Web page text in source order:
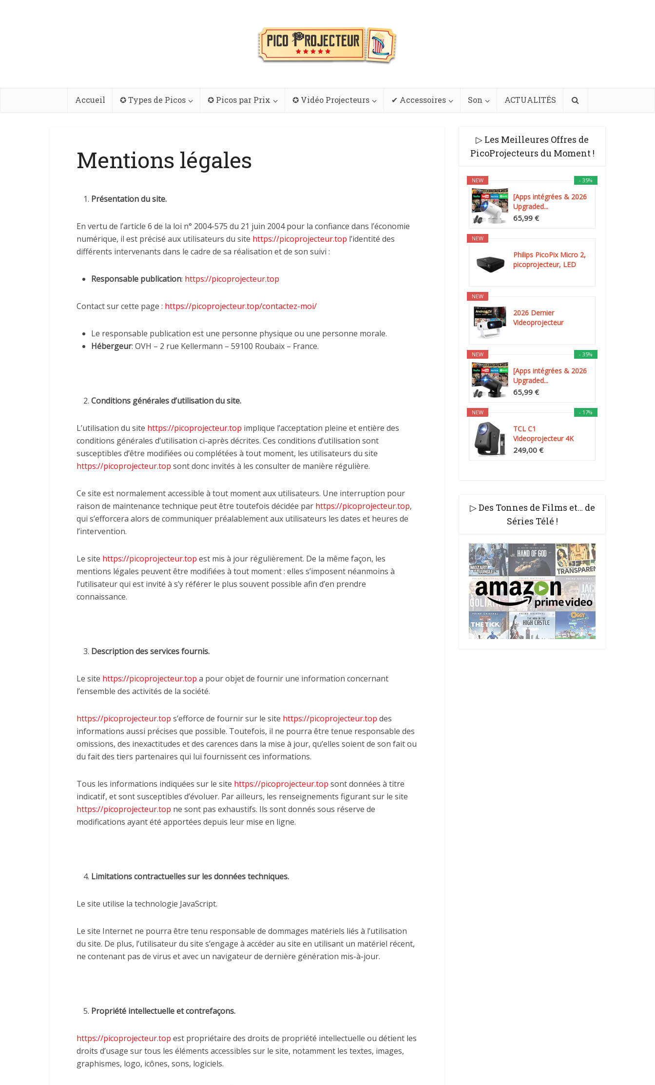
Accueil ✪ Types de Picos ✪ Picos par Prix ✪ Vidéo Projecteurs ✔ Accessoires Son ACTUALITÉS
Mentions légales
Présentation du site.
En vertu de l’article 6 de la loi n° 2004-575 du 21 juin 2004 pour la confiance dans l’économie
numérique, il est précisé aux utilisateurs du site https://picoprojecteur.top l’identité des
différents intervenants dans le cadre de sa réalisation et de son suivi :
Responsable publication: https://picoprojecteur.top
Contact sur cette page : https://picoprojecteur.top/contactez-moi/
Le responsable publication est une personne physique ou une personne morale.
Hébergeur: OVH – 2 rue Kellermann – 59100 Roubaix – France.
Conditions générales d’utilisation du site.
L’utilisation du site https://picoprojecteur.top implique l’acceptation pleine et entière des
conditions générales d’utilisation ci-après décrites. Ces conditions d’utilisation sont
susceptibles d’être modifiées ou complétées à tout moment, les utilisateurs du site
https://picoprojecteur.top sont donc invités à les consulter de manière régulière.
Ce site est normalement accessible à tout moment aux utilisateurs. Une interruption pour
raison de maintenance technique peut être toutefois décidée par https://picoprojecteur.top,
qui s’efforcera alors de communiquer préalablement aux utilisateurs les dates et heures de
l’intervention.
Le site https://picoprojecteur.top est mis à jour régulièrement. De la même façon, les
mentions légales peuvent être modifiées à tout moment : elles s’imposent néanmoins à
l’utilisateur qui est invité à s’y référer le plus souvent possible afin d’en prendre
connaissance.
Description des services fournis.
Le site https://picoprojecteur.top a pour objet de fournir une information concernant
l’ensemble des activités de la société.
https://picoprojecteur.top s’efforce de fournir sur le site https://picoprojecteur.top des
informations aussi précises que possible. Toutefois, il ne pourra être tenue responsable des
omissions, des inexactitudes et des carences dans la mise à jour, qu’elles soient de son fait ou
du fait des tiers partenaires qui lui fournissent ces informations.
Tous les informations indiquées sur le site https://picoprojecteur.top sont données à titre
indicatif, et sont susceptibles d’évoluer. Par ailleurs, les renseignements figurant sur le site
https://picoprojecteur.top ne sont pas exhaustifs. Ils sont donnés sous réserve de
modifications ayant été apportées depuis leur mise en ligne.
Limitations contractuelles sur les données techniques.
Le site utilise la technologie JavaScript.
Le site Internet ne pourra être tenu responsable de dommages matériels liés à l’utilisation
du site. De plus, l’utilisateur du site s’engage à accéder au site en utilisant un matériel récent,
ne contenant pas de virus et avec un navigateur de dernière génération mis-à-jour.
Propriété intellectuelle et contrefaçons.
https://picoprojecteur.top est propriétaire des droits de propriété intellectuelle ou détient les
droits d’usage sur tous les éléments accessibles sur le site, notamment les textes, images,
graphismes, logo, icônes, sons, logiciels.
▷ Les Meilleures Offres de
PicoProjecteurs du Moment !
- 35%
NEW
[Apps intégrées & 2026
Upgraded...
65,99 €
NEW
Philips PicoPix Micro 2,
picoprojecteur, LED
NEW
2026 Dernier
Videoprojecteur
- 35%
NEW
[Apps intégrées & 2026
Upgraded...
65,99 €
- 17%
NEW
TCL C1
Videoprojecteur 4K
Compatibilité, Natif...
249,00 €
▷ Des Tonnes de Films et… de
Séries Télé !